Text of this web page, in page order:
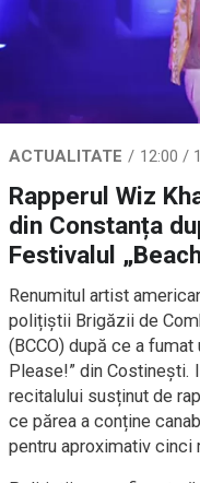
ACTUALITATE 12:00 /
Rapperul Wiz
din Constanța
Festivalul
Renumitul artist
polițiștii Brigăzii de
(BCCO) după ce a
Please!” din Costinești.
recitalului susținut de
ce părea a conține
pentru aproximativ cinci